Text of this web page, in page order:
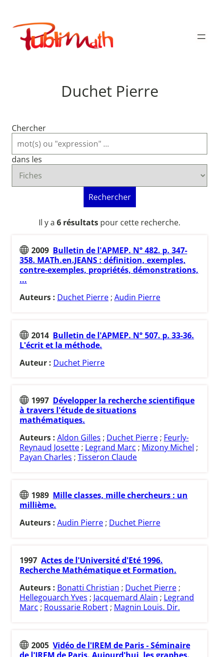
contenu
Publimath
Duchet Pierre
Chercher
dans les
Rechercher
Il y a 6 résultats pour cette recherche.
2009 Bulletin de l'APMEP. N° 482. p. 347-
358. MATh.en.JEANS : définition, exemples,
contre-exemples, propriétés, démonstrations,
...
Auteurs : Duchet Pierre ; Audin Pierre
2014 Bulletin de l'APMEP. N° 507. p. 33-36.
L'écrit et la méthode.
Auteur : Duchet Pierre
1997 Développer la recherche scientifique
à travers l'étude de situations
mathématiques.
Auteurs : Aldon Gilles ; Duchet Pierre ; Feurly-
Reynaud Josette ; Legrand Marc ; Mizony Michel ;
Payan Charles ; Tisseron Claude
1989 Mille classes, mille chercheurs : un
millième.
Auteurs : Audin Pierre ; Duchet Pierre
1997 Actes de l'Université d'Eté 1996.
Recherche Mathématique et Formation.
Auteurs : Bonatti Christian ; Duchet Pierre;
Hellegouarch Yves ; Jacquemard Alain ; Legrand
Marc ; Roussarie Robert; Magnin Louis. Dir.
2005 Vidéo de l'IREM de Paris - Séminaire